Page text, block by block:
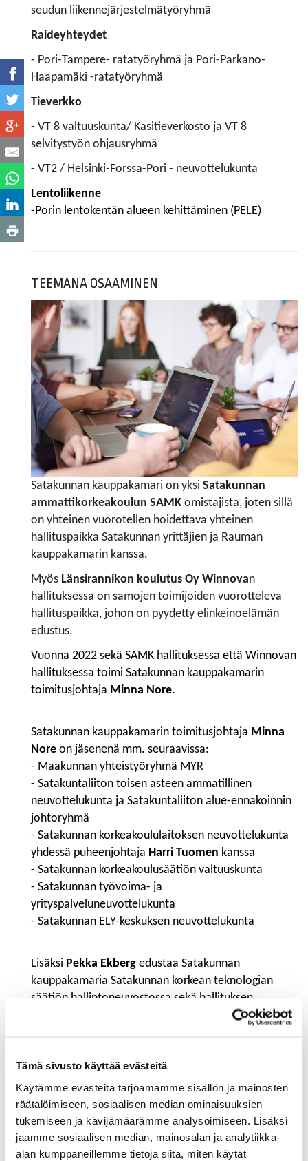
Tämä sivusto käyttää evästeitä
Käytämme evästeitä tarjoamamme sisällön ja mainosten
räätälöimiseen, sosiaalisen median ominaisuuksien
tukemiseen ja kävijämäärämme analysoimiseen. Lisäksi
jaamme sosiaalisen median, mainosalan ja analytiikka-
alan kumppaneillemme tietoja siitä, miten käytät
seudun liikennejärjestelmätyöryhmä
Raideyhteydet
- Pori-Tampere- ratatyöryhmä ja Pori-Parkano-
Haapamäki -ratatyöryhmä
Tieverkko
- VT 8 valtuuskunta/ Kasitieverkosto ja VT 8
selvitystyön ohjausryhmä
- VT2 / Helsinki-Forssa-Pori - neuvottelukunta
Lentoliikenne
-Porin lentokentän alueen kehittäminen (PELE)
TEEMANA OSAAMINEN
Satakunnan kauppakamari on yksi Satakunnan
ammattikorkeakoulun SAMK omistajista, joten sillä
on yhteinen vuorotellen hoidettava yhteinen
hallituspaikka Satakunnan yrittäjien ja Rauman
kauppakamarin kanssa.
Myös Länsirannikon koulutus Oy Winnovan
hallituksessa on samojen toimijoiden vuorotteleva
hallituspaikka, johon on pyydetty elinkeinoelämän
edustus.
Vuonna 2022 sekä SAMK hallituksessa että Winnovan
hallituksessa toimi Satakunnan kauppakamarin
toimitusjohtaja Minna Nore.
Satakunnan kauppakamarin toimitusjohtaja Minna
Nore on jäsenenä mm. seuraavissa:
- Maakunnan yhteistyöryhmä MYR
- Satakuntaliiton toisen asteen ammatillinen
neuvottelukunta ja Satakuntaliiton alue-ennakoinnin
johtoryhmä
- Satakunnan korkeakoululaitoksen neuvottelukunta
yhdessä puheenjohtaja Harri Tuomen kanssa
- Satakunnan korkeakoulusäätiön valtuuskunta
- Satakunnan työvoima- ja
yrityspalveluneuvottelukunta
- Satakunnan ELY-keskuksen neuvottelukunta
Lisäksi Pekka Ekberg edustaa Satakunnan
kauppakamaria Satakunnan korkean teknologian
säätiön hallintoneuvostossa sekä hallituksen
TEEMANA KEHITTÄMINEN